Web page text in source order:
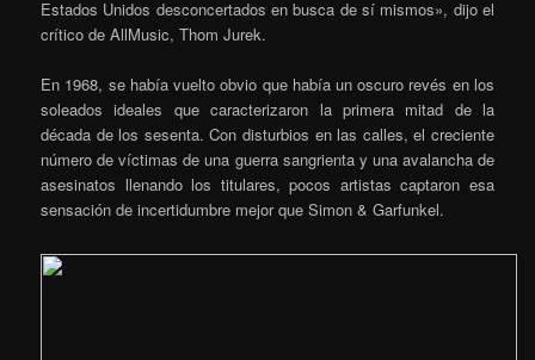
Estados Unidos desconcertados en busca de sí mismos», dijo el
crítico de AllMusic, Thom Jurek.
En 1968, se había vuelto obvio que había un oscuro revés en los
soleados ideales que caracterizaron la primera mitad de la
década de los sesenta. Con disturbios en las calles, el creciente
número de víctimas de una guerra sangrienta y una avalancha de
asesinatos llenando los titulares, pocos artistas captaron esa
sensación de incertidumbre mejor que Simon & Garfunkel.